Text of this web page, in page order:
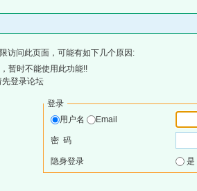
访问此页面，可能有如下几个原因:
暂时不能使用此功能!!
登录论坛
登录
用户名
Email
密 码
隐身登录